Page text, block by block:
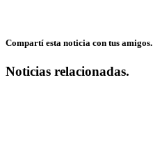
Compartí esta noticia con tus amigos.
Noticias relacionadas.